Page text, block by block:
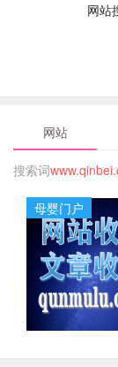
网站
网站
搜索词
母婴门户